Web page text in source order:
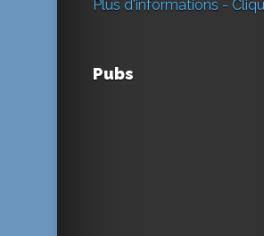
Plus d'informations -
Pubs